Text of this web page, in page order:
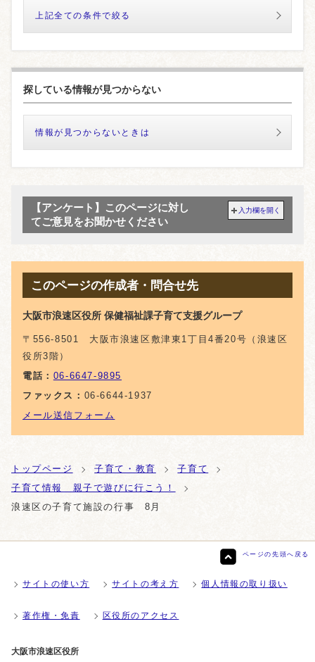
上記全ての条件で絞る
探している情報が見つからない
情報が見つからないときは
【アンケート】このページに対し
てご意見をお聞かせください
入力欄を開く
このページの作成者・問合せ先
大阪市浪速区役所 保健福祉課子育て支援グループ
〒556-8501 大阪市浪速区敷津東1丁目4番20号（浪速区
役所3階）
電話： 06-6647-9895
ファックス： 06-6644-1937
メール送信フォーム
トップページ 子育て・教育
子育て
子育て情報 親子で遊びに行こう！
浪速区の子育て施設の行事 8月
ページの先頭へ戻る
サイトの使い方 サイトの考え方 個人情報の取り扱い
著作権・免責 区役所のアクセス
大阪市浪速区役所